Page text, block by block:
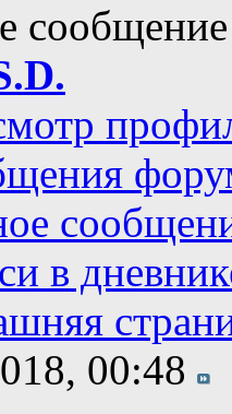
в
00:48